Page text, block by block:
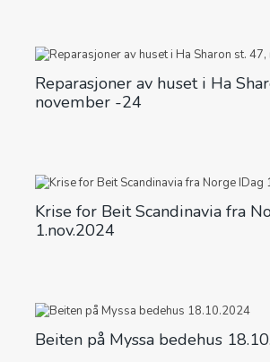
Reparasjoner av huset i Ha
november -24
Krise for Beit Scandinavia fra
1.nov.2024
Beiten på Myssa bedehus